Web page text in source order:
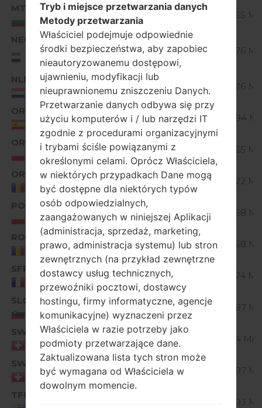
MTB
Bulgaria
V10F_00.kdz
Unknown 22.65
NEU
NEU/NORTHERN
EUROPE
V10H_00.kdz
Unknown 22.76
NLD
Netherlands
V10H_00.kdz
Unknown 22.76
ORE
Spain
V10B_00.kdz
Unknown 22.94
ORP
Poland
V10E_00.kdz
Unknown 22.65
ORR
Romania
V10A_00.kdz
Unknown 22.22
POL
Poland
V10C_00.kdz
Unknown 22.68
ROM
Romania
V10C_00.kdz
Unknown 22.68
SFR
France
V10B_00.kdz
22.74
SLO
Slovenia
V10G_00.kdz
Unknown 22.97
SWC
Switzerland
V10B_00.kdz
Unknown 23.4 MiB
SWS
Switzerland
V10G_00.kdz
Unknown 22.97
TFU
22.93
Tryb i miejsce przetwarzania danych
Metody przetwarzania
Właściciel podejmuje odpowiednie
środki bezpieczeństwa, aby zapobiec
nieautoryzowanemu dostępowi,
ujawnieniu, modyfikacji lub
nieuprawnionemu zniszczeniu Danych.
Przetwarzanie danych odbywa się przy
użyciu komputerów i / lub narzędzi IT
zgodnie z procedurami organizacyjnymi
i trybami ściśle powiązanymi z
określonymi celami. Oprócz Właściciela,
w niektórych przypadkach Dane mogą
być dostępne dla niektórych typów
osób odpowiedzialnych,
zaangażowanych w niniejszej Aplikacji
(administracja, sprzedaż, marketing,
prawo, administracja systemu) lub stron
zewnętrznych (na przykład zewnętrzne
dostawcy usług technicznych,
przewoźniki pocztowi, dostawcy
hostingu, firmy informatyczne, agencje
komunikacyjne) wyznaczeni przez
Właściciela w razie potrzeby jako
podmioty przetwarzające dane.
Zaktualizowana lista tych stron może
być wymagana od Właściciela w
dowolnym momencie.